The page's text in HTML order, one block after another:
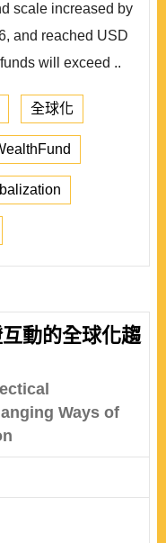
scale increased by
and reached USD
will exceed ..
全球化
動的全球化趨
Ways of